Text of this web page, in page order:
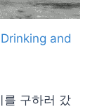
and
를 구하러 갔